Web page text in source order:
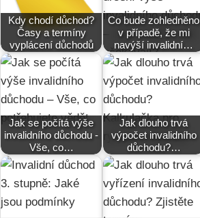
Kdy chodí důchod?
Časy a termíny
vyplácení důchodů
Co bude zohledněno
v případě, že mi
navýší invalidní…
Jak se počítá výše
invalidního důchodu -
Vše, co…
Jak dlouho trvá
výpočet invalidního
důchodu?…